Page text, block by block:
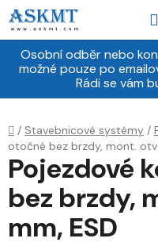
Přejít
na
obsah
Osobní odběr nebo
možné pouze po
Rádi se vám
Domů
/ Stavebnicové systémy /
otočné bez brzdy, mont.
Pojezdové
bez brzdy,
mm, ESD